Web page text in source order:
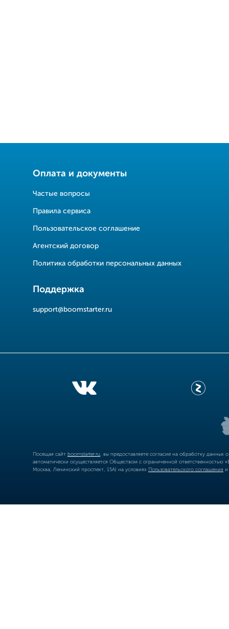
Оплата и документы
Частые вопросы
Правила сервиса
Пользовательское соглашение
Агентский договор
Политика обработки персональных данных
Поддержка
support@boomstarter.ru
Посещая сайт boomstarter.ru , вы предоставляете согласие на обработку
автоматически осуществляется Обществом с ограниченной
Москва, Ленинский проспект, 15А) на условиях Пользовательского соглашения и